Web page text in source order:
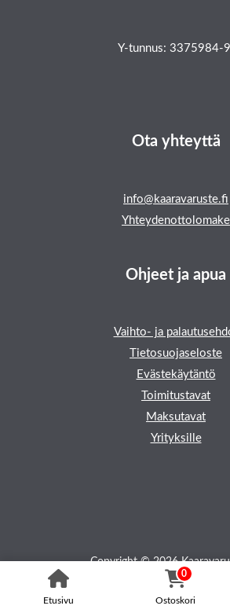
Y-tunnus: 3375984-9
Ota yhteyttä
info@kaaravaruste.fi
Yhteydenottolomake
Ohjeet ja apua
Vaihto- ja
Tietosuojaseloste
Evästekäytäntö
Toimitustavat
Maksutavat
Yrityksille
Copyright © 2026
Etusivu
0
Ostoskori